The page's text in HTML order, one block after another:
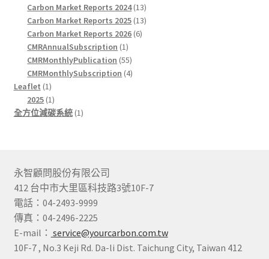
products
Carbon Market Reports 2024 1313
products
Carbon Market Reports 2025 1313
Carbon Market Reports 2026 66
CMRAnnualSubscription 11
product
CMRMonthlyPublication 5555
products
CMRMonthlySubscription 44
Leaflet 11
product
2025 11
product
全方位減碳系統 11
永智顧問股份有限公司
412 台中市大里區科技路3號10F-7
電話：04-2493-9999
傳真：04-2496-2225
E-mail： service@yourcarbon.com.tw
10F-7 , No.3 Keji Rd. Da-li Dist. Taichung City, Taiwan 412